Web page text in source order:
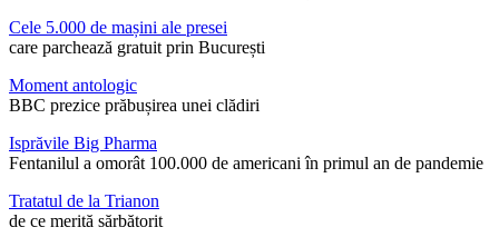
Cele 5.000 de mașini ale presei
care parchează gratuit prin București
Moment antologic
BBC prezice prăbușirea unei clădiri
Isprăvile Big Pharma
Fentanilul a omorât 100.000 de americani în primul an de pandemie
Tratatul de la Trianon
de ce merită sărbătorit